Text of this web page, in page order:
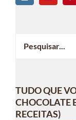
resultados
TUDO QUE
CHOCOLATE
RECEITAS)